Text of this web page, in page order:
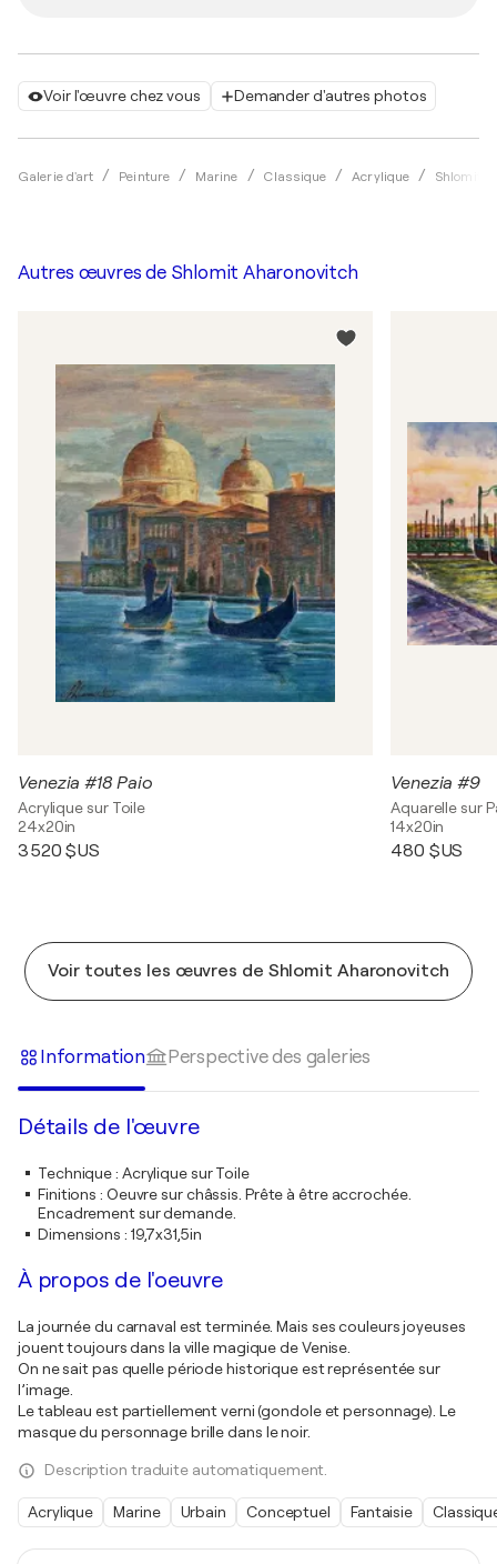
Voir l'œuvre chez vous Demander d'autres photos
Galerie d'art Peinture Marine Classique Acrylique Shlomit
Autres œuvres de Shlomit Aharonovitch
Venezia #18 Paio
Acrylique sur Toile
24x20in
3 520 $US
Venezia #9
Aquarelle sur
14x20in
480 $US
Voir toutes les œuvres de Shlomit Aharonovitch
Information Perspective des galeries
Détails de l'œuvre
Technique: Acrylique sur Toile
Finitions : Oeuvre sur châssis. Prête à être accrochée.
Encadrement sur demande.
Dimensions : 19,7x31,5in
À propos de l'oeuvre
La journée du carnaval est terminée. Mais ses couleurs joyeuses
jouent toujours dans la ville magique de Venise.
On ne sait pas quelle période historique est représentée sur
l’image.
Le tableau est partiellement verni (gondole et personnage). Le
masque du personnage brille dans le noir.
Description traduite automatiquement.
Acrylique Marine Urbain Conceptuel Fantaisie